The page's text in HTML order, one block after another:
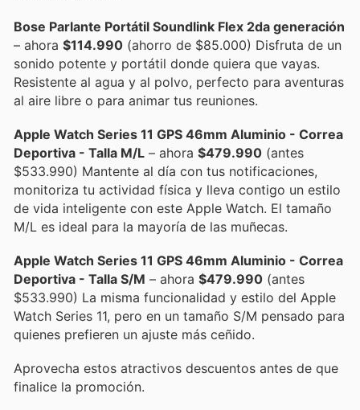
Bose Parlante Portátil Soundlink Flex 2da generación
– ahora $114.990 (ahorro de $85.000) Disfruta de un
sonido potente y portátil donde quiera que vayas.
Resistente al agua y al polvo, perfecto para aventuras
al aire libre o para animar tus reuniones.
Apple Watch Series 11 GPS 46mm Aluminio - Correa
Deportiva - Talla M/L – ahora $479.990 (antes
$533.990) Mantente al día con tus notificaciones,
monitoriza tu actividad física y lleva contigo un estilo
de vida inteligente con este Apple Watch. El tamaño
M/L es ideal para la mayoría de las muñecas.
Apple Watch Series 11 GPS 46mm Aluminio - Correa
Deportiva - Talla S/M – ahora $479.990 (antes
$533.990) La misma funcionalidad y estilo del Apple
Watch Series 11, pero en un tamaño S/M pensado para
quienes prefieren un ajuste más ceñido.
Aprovecha estos atractivos descuentos antes de que
finalice la promoción.